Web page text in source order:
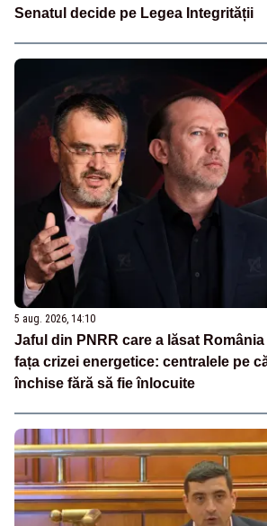
Senatul decide pe Legea Integrității
5 aug. 2026, 14:10
Jaful din PNRR care a lăsat
fața crizei energetice: centralele pe
închise fără să fie înlocuite